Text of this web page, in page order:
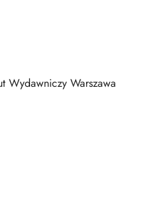
Wydawniczy Warszawa